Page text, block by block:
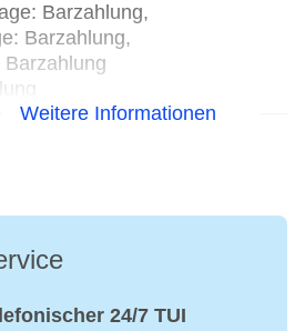
Barzahlung,
Barzahlung,
Weitere Informationen
24/7 TUI